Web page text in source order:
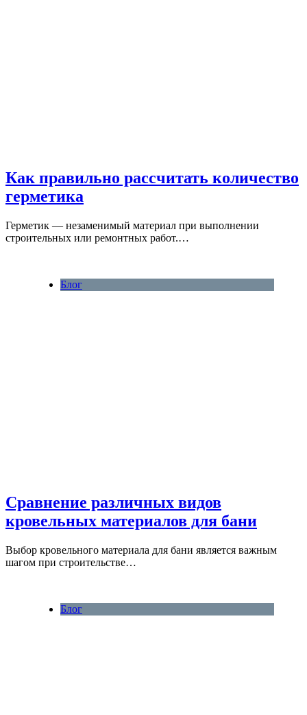
Как правильно рассчитать количество
герметика
Герметик — незаменимый материал при выполнении
строительных или ремонтных работ.…
Блог
Сравнение различных видов
кровельных материалов для бани
Выбор кровельного материала для бани является важным
шагом при строительстве…
Блог